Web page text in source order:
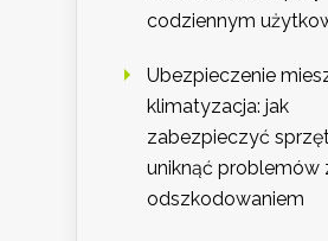
codziennym
Ubezpieczenie
klimatyzacja: jak
zabezpieczyć
uniknąć problemów
odszkodowaniem